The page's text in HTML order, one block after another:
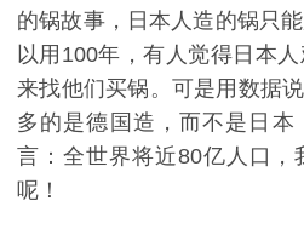
的锅故事，日本人造的锅只
以用100年，有人觉得日本
来找他们买锅。可是用数据
多的是德国造，而不是日
言：全世界将近80亿人口，
呢！